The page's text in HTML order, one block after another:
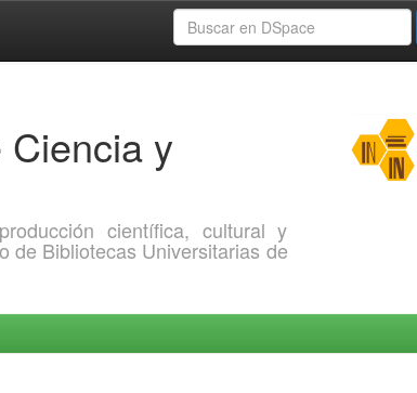
y
científica, cultural y
de Bibliotecas Universitarias de